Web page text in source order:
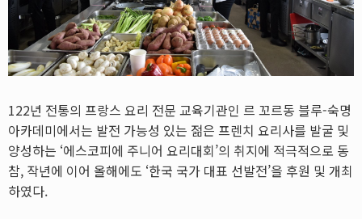
122년 전통의 프랑스 요리 전문 교육기관인 르 꼬르동 블루-숙명
아카데미에서는 발전 가능성 있는 젊은 프렌치 요리사를 발굴 및
양성하는 ‘에스코피에 주니어 요리대회’의 취지에 적극적으로 동
참, 작년에 이어 올해에도 ‘한국 국가 대표 선발전’을 후원 및 개최
하였다.